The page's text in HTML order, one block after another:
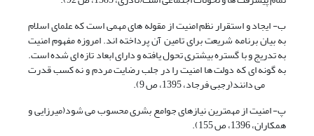
ب- ایجاد و استقرار نظم امنیت از مقوله های مهمی است که علمای اسلام
به بیان برنامه شریعت برای تامین آن پرداخته اند. امروزه مفهوم امنیت
به تدریج و با گستره بیشتری تحول یافته و دارای ابعاد تازه ای شده است.
به گونه ای که دولت ها امنیت را در جلب رضایت مردم و نه کسب قدرت
می دانند(رجبی فرجاد، 1395، ص 9).
پ- امنیت از مهمترین نیازهای جوامع بشری محسوب می شود(میرزایی و
همکاران، 1396، ص 155).